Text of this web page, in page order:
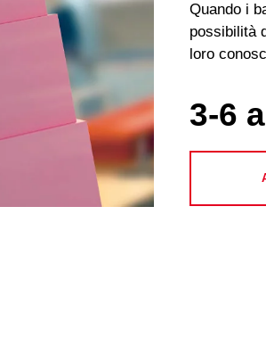
Quando i
possibilità
loro
3-6